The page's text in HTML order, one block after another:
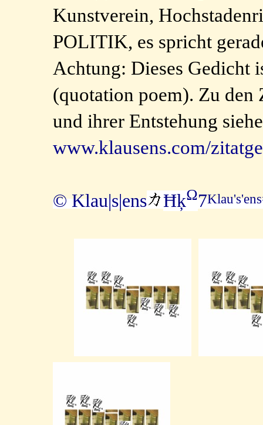
Kunstverein,
POLITIK, es spricht
Achtung: Dieses Gedicht
(quotation poem). Zu den
und ihrer Entstehung
www.klausens.com/
© Klau|s|ens ĦķΩ7